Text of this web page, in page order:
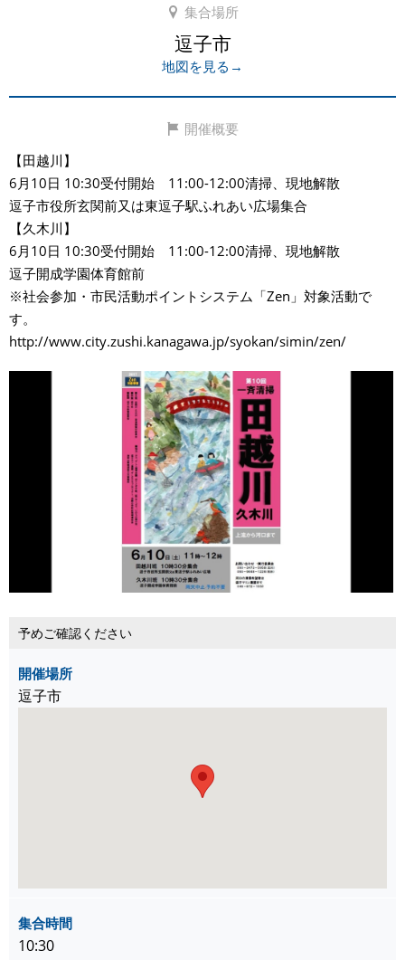
集合場所
逗子市
地図を見る→
開催概要
【田越川】
6月10日 10:30受付開始 11:00-12:00清掃、現地解散
逗子市役所玄関前又は東逗子駅ふれあい広場集合
【久木川】
6月10日 10:30受付開始 11:00-12:00清掃、現地解散
逗子開成学園体育館前
※社会参加・市民活動ポイントシステム「Zen」対象活動で
す。
http://www.city.zushi.kanagawa.jp/syokan/simin/zen/
予めご確認ください
開催場所
逗子市
集合時間
10:30